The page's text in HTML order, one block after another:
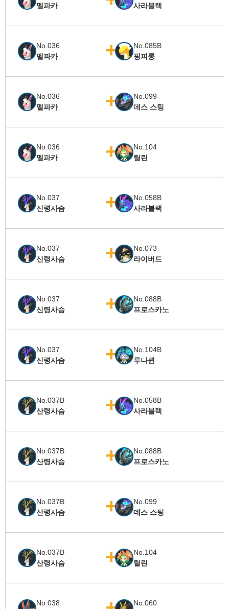
멜파카
사라블랙
No.036
멜파카
No.085B
핑피롱
No.036
멜파카
No.099
데스 스팅
No.036
멜파카
No.104
릴린
No.037
신령사슴
No.058B
사라블랙
No.037
신령사슴
No.073
라이버드
No.037
신령사슴
No.088B
프로스카노
No.037
신령사슴
No.104B
루나퀸
No.037B
산령사슴
No.058B
사라블랙
No.037B
산령사슴
No.088B
프로스카노
No.037B
산령사슴
No.099
데스 스팅
No.037B
산령사슴
No.104
릴린
No.038
No.060